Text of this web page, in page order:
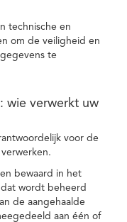
technische en
om de veiligheid en
te
wie verwerkt uw
voor de
bewaard in het
wordt beheerd
de aangehaalde
aan één of